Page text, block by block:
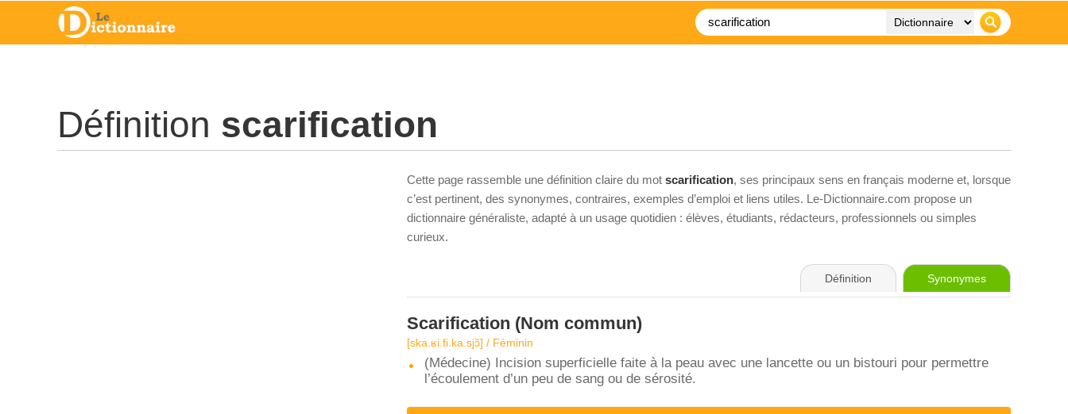
Définition scarification
Cette page rassemble une définition claire du mot scarification, ses principaux sens en français moderne et, lorsque
c’est pertinent, des synonymes, contraires, exemples d’emploi et liens utiles. Le-Dictionnaire.com propose un
dictionnaire généraliste, adapté à un usage quotidien : élèves, étudiants, rédacteurs, professionnels ou simples
curieux.
Définition Synonymes
Scarification (Nom commun)
[ska.ʁi.fi.ka.sjɔ̃] / Féminin
(Médecine) Incision superficielle faite à la peau avec une lancette ou un bistouri pour permettre
l’écoulement d’un peu de sang ou de sérosité.